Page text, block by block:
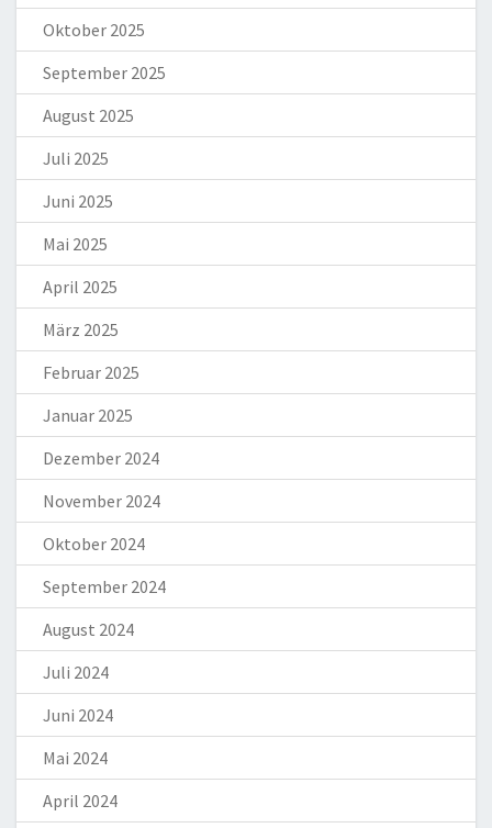
Oktober 2025
September 2025
August 2025
Juli 2025
Juni 2025
Mai 2025
April 2025
März 2025
Februar 2025
Januar 2025
Dezember 2024
November 2024
Oktober 2024
September 2024
August 2024
Juli 2024
Juni 2024
Mai 2024
April 2024